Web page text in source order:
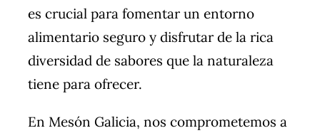
es crucial para fomentar un entorno
alimentario seguro y disfrutar de la rica
diversidad de sabores que la naturaleza
tiene para ofrecer.
En Mesón Galicia, nos comprometemos a